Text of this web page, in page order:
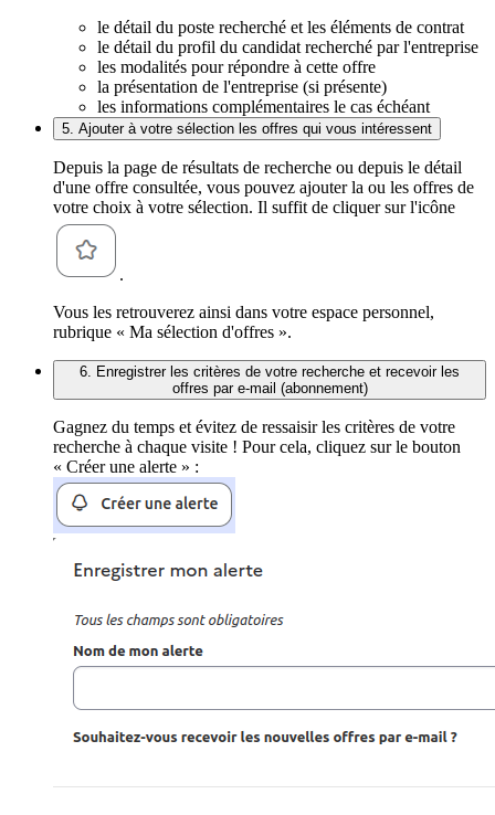
le détail du poste recherché et les éléments de contrat
le détail du profil du candidat recherché par l'entreprise
les modalités pour répondre à cette offre
la présentation de l'entreprise (si présente)
les informations complémentaires le cas échéant
5. Ajouter à votre sélection les offres qui vous intéressent
Depuis la page de résultats de recherche ou depuis le détail
d'une offre consultée, vous pouvez ajouter la ou les offres de
votre choix à votre sélection. Il suffit de cliquer sur l'icône
.
Vous les retrouverez ainsi dans votre espace personnel,
rubrique « Ma sélection d'offres ».
6. Enregistrer les critères de votre recherche et recevoir les
offres par e-mail (abonnement)
Gagnez du temps et évitez de ressaisir les critères de votre
recherche à chaque visite ! Pour cela, cliquez sur le bouton
« Créer une alerte » :